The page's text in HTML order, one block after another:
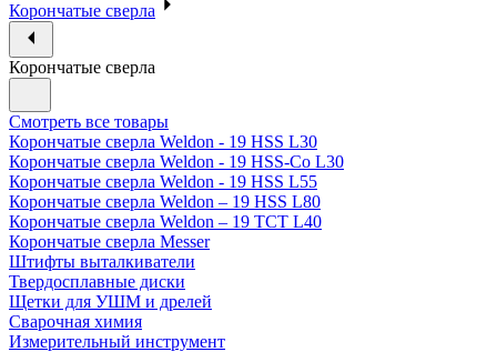
Корончатые сверла
Корончатые сверла
Смотреть все товары
Корончатые сверла Weldon - 19 HSS L30
Корончатые сверла Weldon - 19 HSS-Co L30
Корончатые сверла Weldon - 19 HSS L55
Корончатые сверла Weldon – 19 HSS L80
Корончатые сверла Weldon – 19 TCT L40
Корончатые сверла Messer
Штифты выталкиватели
Твердосплавные диски
Щетки для УШМ и дрелей
Сварочная химия
Измерительный инструмент